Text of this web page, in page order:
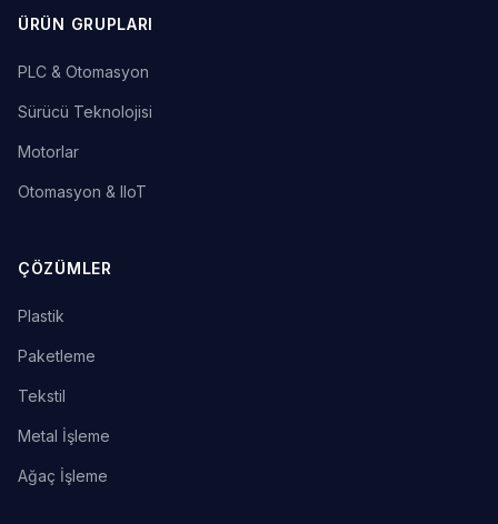
ÜRÜN GRUPLARI
PLC & Otomasyon
Sürücü Teknolojisi
Motorlar
Otomasyon & IIoT
ÇÖZÜMLER
Plastik
Paketleme
Tekstil
Metal İşleme
Ağaç İşleme